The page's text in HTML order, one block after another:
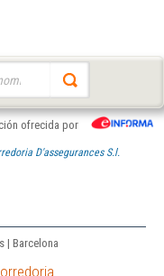
ofrecida por
D'assegurances S.l.
| Barcelona